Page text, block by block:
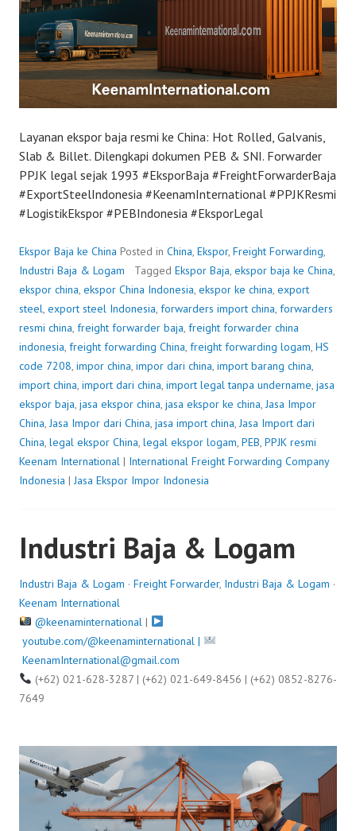
Layanan ekspor baja resmi ke China: Hot Rolled, Galvanis,
Slab & Billet. Dilengkapi dokumen PEB & SNI. Forwarder
PPJK legal sejak 1993 #EksporBaja #FreightForwarderBaja
#ExportSteelIndonesia #KeenamInternational #PPJKResmi
#LogistikEkspor #PEBIndonesia #EksporLegal
Ekspor Baja ke China Posted in China, Ekspor, Freight Forwarding,
Industri Baja & Logam
Tagged Ekspor Baja, ekspor baja ke China,
ekspor china, ekspor China Indonesia, ekspor ke china, export
steel, export steel Indonesia, forwarders import china, forwarders
resmi china, freight forwarder baja, freight forwarder china
indonesia, freight forwarding China, freight forwarding logam, HS
code 7208, impor china, impor dari china, import barang china,
import china, import dari china, import legal tanpa undername, jasa
ekspor baja, jasa ekspor china, jasa ekspor ke china,Jasa Impor
China,Jasa Impor dari China, jasa import china,Jasa Import dari
China, legal ekspor China, legal ekspor logam, PEB, PPJK resmi
o
2
5
Keenam International | International Freight Forwarding Company
Indonesia |Jasa Ekspor Impor Indonesia
Industri Baja & Logam
Industri Baja & Logam · Freight Forwarder, Industri Baja & Logam ·
Keenam International
@keenaminternational|
youtube.com/@keenaminternational |
KeenamInternational@gmail.com
(+62) 021-628-3287 | (+62) 021-649-8456 | (+62) 0852-8276-
7649